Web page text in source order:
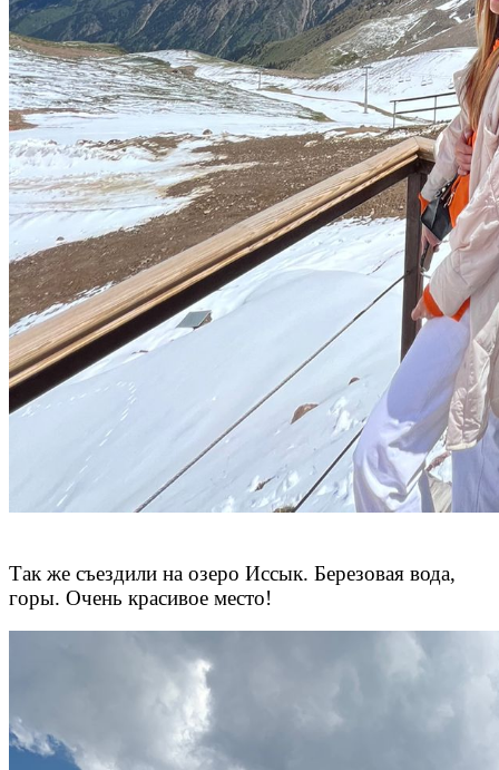
Так же съездили на озеро Иссык. Березовая вода,
горы. Очень красивое место!